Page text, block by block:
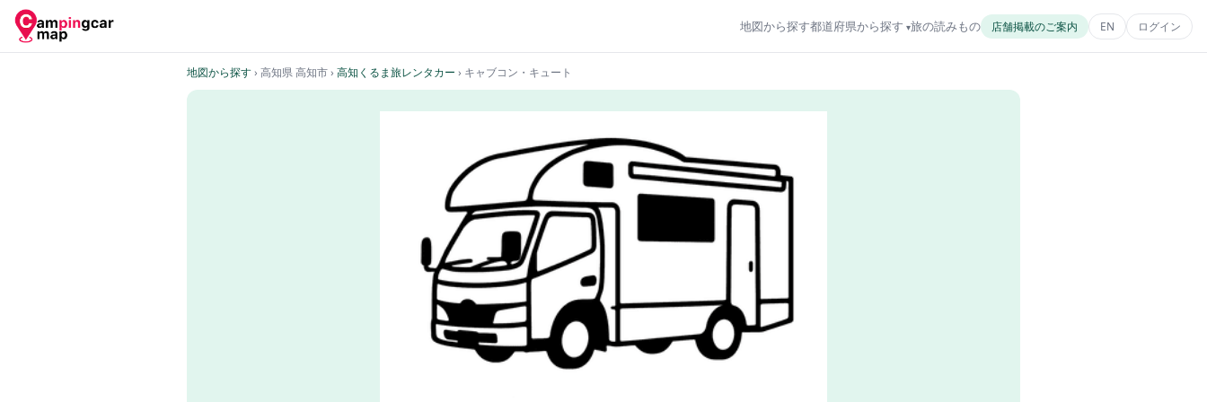
地図から探す都道府県から探す 旅の読みもの 店舗掲載のご案内 EN ログイン
地図から探す› 高知県 高知市› 高知くるま旅レンタカー › キャブコン・キュート